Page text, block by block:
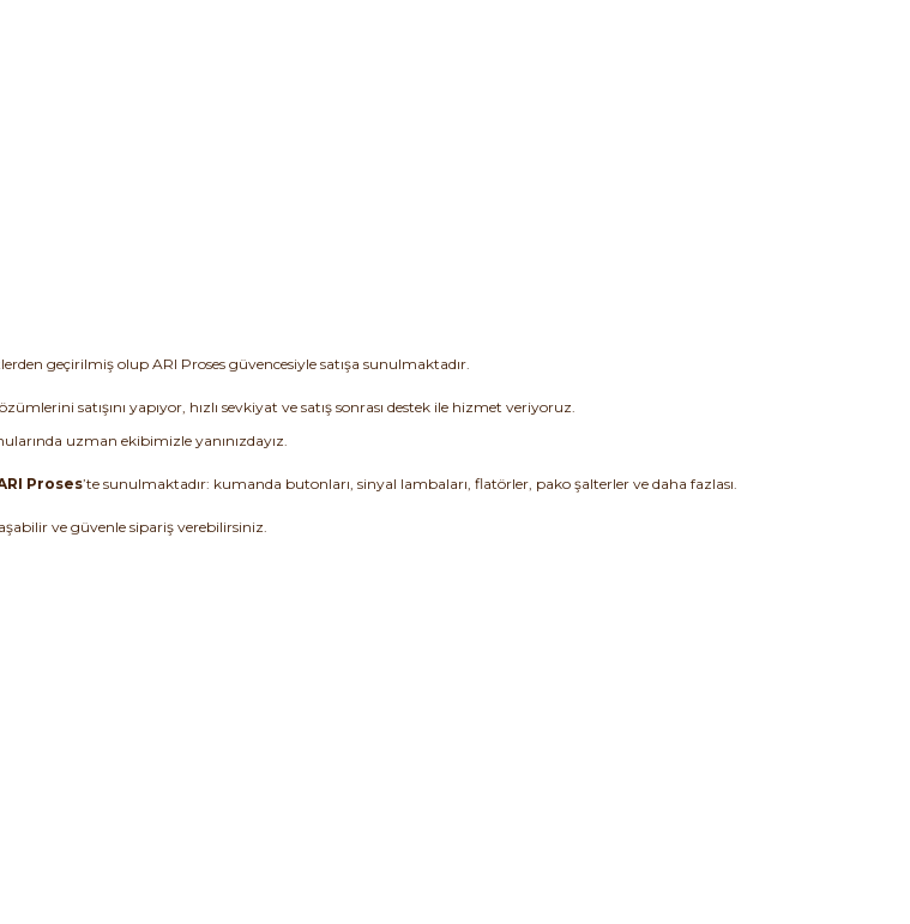
geçirilmiş olup ARI Proses güvencesiyle satışa sunulmaktadır.
satışını yapıyor, hızlı sevkiyat ve satış sonrası destek ile hizmet veriyoruz.
uzman ekibimizle yanınızdayız.
Proses’te sunulmaktadır: kumanda butonları, sinyal lambaları, flatörler, pako şalterler ve daha fazlası.
ve güvenle sipariş verebilirsiniz.